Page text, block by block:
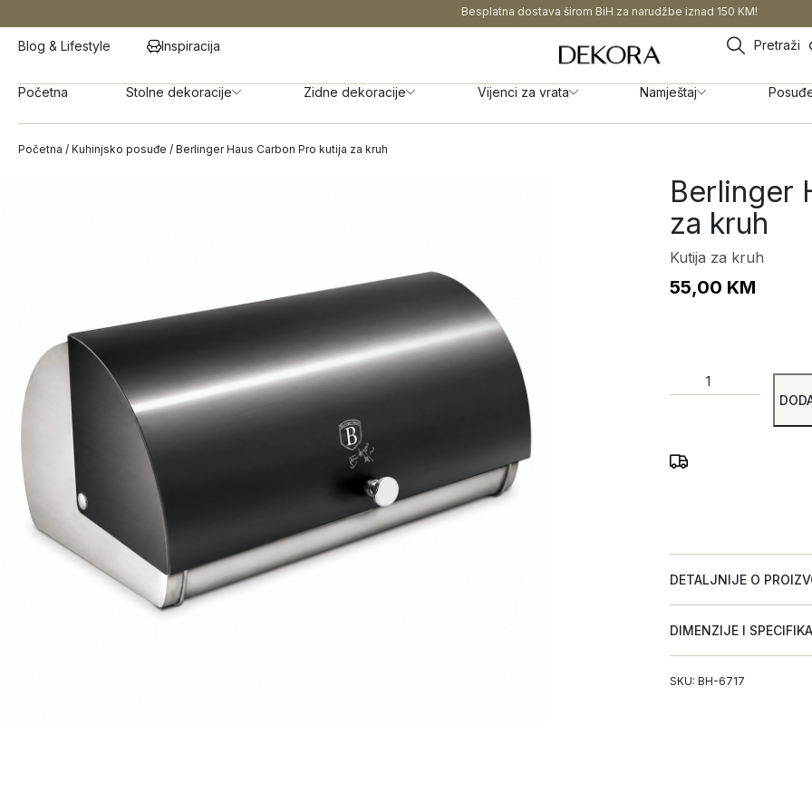
Besplatna dostava širom BiH za narudžbe iznad 150 KM!
Blog & Lifestyle Inspiracija Pretraži
Početna Stolne dekoracije Zidne dekoracije Vijenci za vrata Namještaj
Početna / Kuhinjsko posuđe / Berlinger Haus Carbon Pro kutija za kruh
Berlinger
za kruh
Kutija za kruh
55,00 KM
DETALJNIJE O
DIMENZIJE I
SKU: BH-6717